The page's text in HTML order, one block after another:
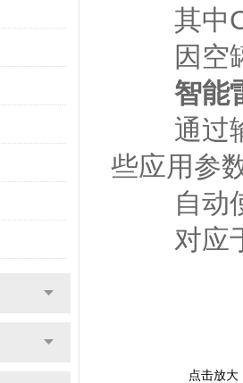
其中C
因空罐
智能
通过输
些应用参
自动使
对应于
点击放大